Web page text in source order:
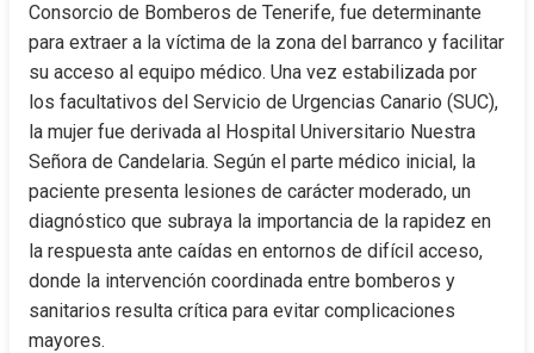
Consorcio de Bomberos de Tenerife, fue determinante
para extraer a la víctima de la zona del barranco y facilitar
su acceso al equipo médico. Una vez estabilizada por
los facultativos del Servicio de Urgencias Canario (SUC),
la mujer fue derivada al Hospital Universitario Nuestra
Señora de Candelaria. Según el parte médico inicial, la
paciente presenta lesiones de carácter moderado, un
diagnóstico que subraya la importancia de la rapidez en
la respuesta ante caídas en entornos de difícil acceso,
donde la intervención coordinada entre bomberos y
sanitarios resulta crítica para evitar complicaciones
mayores.